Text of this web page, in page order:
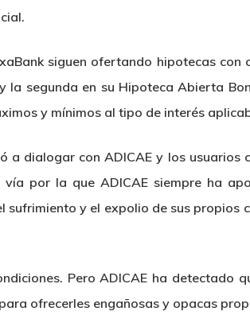
siguen ofertando hipotecas con
la segunda en su Hipoteca Abierta
y mínimos al tipo de interés
a dialogar con ADICAE y los usuarios
por la que ADICAE siempre ha
y el expolio de sus propios
Pero ADICAE ha detectado
ofrecerles engañosas y opacas